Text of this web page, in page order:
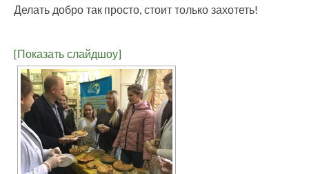
Делать добро так просто, стоит только захотеть!
[Показать слайдшоу]